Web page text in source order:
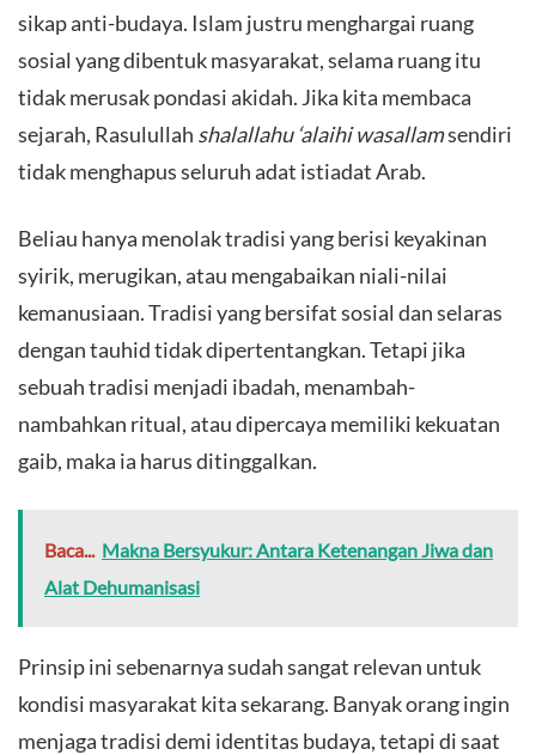
sikap anti-budaya. Islam justru menghargai ruang
sosial yang dibentuk masyarakat, selama ruang itu
tidak merusak pondasi akidah. Jika kita membaca
sejarah, Rasulullah shalallahu ‘alaihi wasallamsendiri
tidak menghapus seluruh adat istiadat Arab.
Beliau hanya menolak tradisi yang berisi keyakinan
syirik, merugikan, atau mengabaikan niali-nilai
kemanusiaan. Tradisi yang bersifat sosial dan selaras
dengan tauhid tidak dipertentangkan. Tetapi jika
sebuah tradisi menjadi ibadah, menambah-
nambahkan ritual, atau dipercaya memiliki kekuatan
gaib, maka ia harus ditinggalkan.
Baca... Makna Bersyukur: Antara Ketenangan Jiwa dan
Alat Dehumanisasi
Prinsip ini sebenarnya sudah sangat relevan untuk
kondisi masyarakat kita sekarang. Banyak orang ingin
menjaga tradisi demi identitas budaya, tetapi di saat